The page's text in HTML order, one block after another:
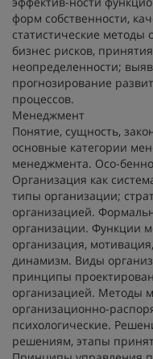
форм собственности,
статистические методы
бизнес рисков,
неопределенности;
прогнозирование
процессов.
Менеджмент
Понятие, сущность,
основные категории
менеджмента. Осо-
Организация как
типы организации;
организацией.
организации. Функции
организация,
динамизм. Виды
принципы
организацией. Методы
организационно-
психологические.
решениям, этапы